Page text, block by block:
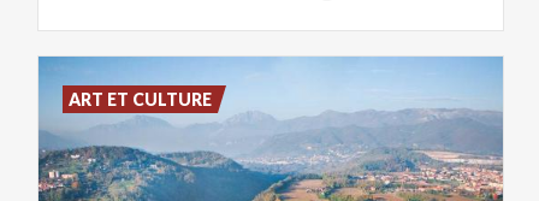
ART ET CULTURE